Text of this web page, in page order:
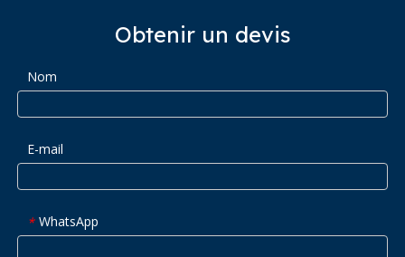
Obtenir un devis
Nom
E-mail
* WhatsApp